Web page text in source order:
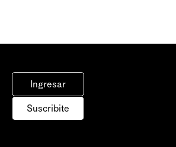
Ingresar
Suscribite